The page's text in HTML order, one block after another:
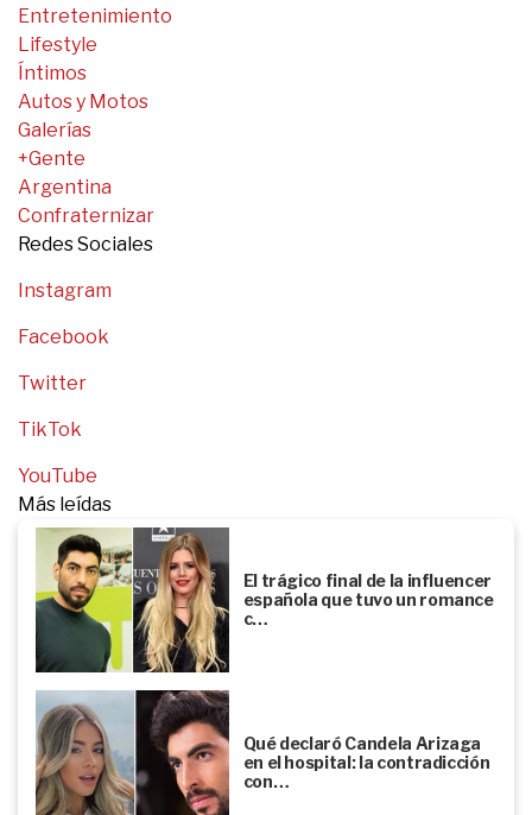
Entretenimiento
Lifestyle
Íntimos
Autos y Motos
Galerías
+Gente
Argentina
Confraternizar
Redes Sociales
Instagram
Facebook
Twitter
TikTok
YouTube
Más leídas
El trágico final de la influencer
española que tuvo un romance
c…
Qué declaró Candela Arizaga
en el hospital: la contradicción
con…